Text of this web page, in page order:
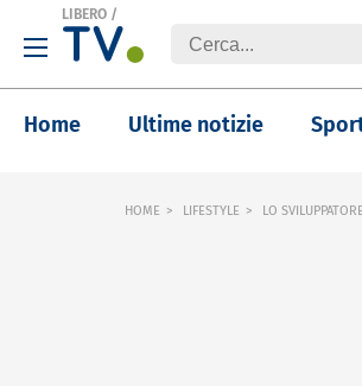
LIBERO /
Home Ultime notizie
HOME LIFESTYLE LO